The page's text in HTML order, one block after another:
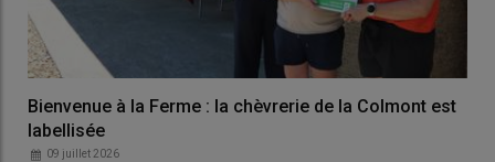
Bienvenue à la Ferme : la chèvrerie de la Colmont est
labellisée
09 juillet 2026